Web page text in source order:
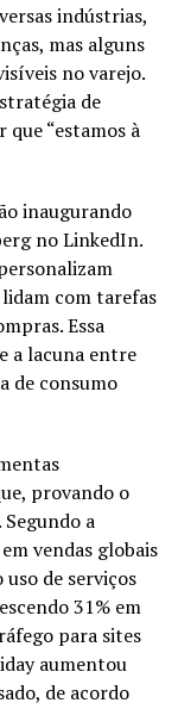
indústrias,
mas alguns
no varejo.
de
“estamos à
inaugurando
no LinkedIn.
com tarefas
Essa
a lacuna entre
de consumo
provando o
a
vendas globais
de serviços
31% em
para sites
aumentou
de acordo